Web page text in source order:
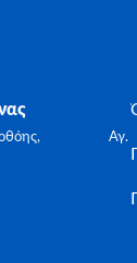
Κυμοθόης, Αγ.